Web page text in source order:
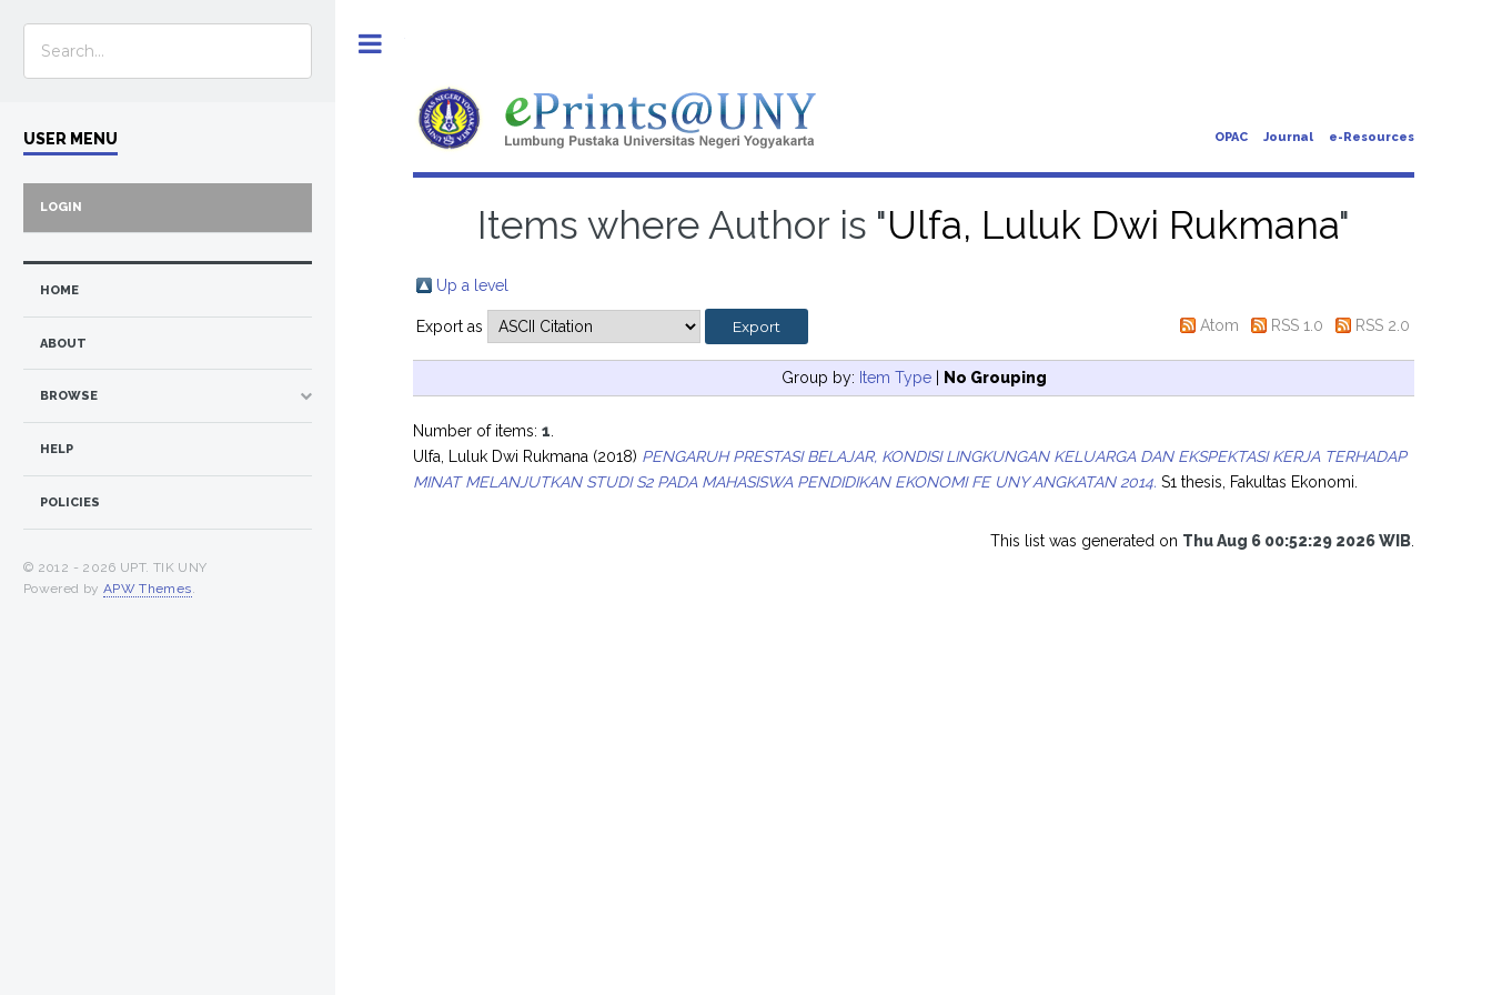
OPAC Journal e-Resources
Items where Author is "Ulfa, Luluk Dwi Rukmana"
Up a level
Export as Atom RSS 1.0 RSS 2.0
Group by: Item Type| No Grouping
Number of items:1
Ulfa, Luluk Dwi Rukmana (2018) PENGARUH PRESTASI BELAJAR, KONDISI LINGKUNGAN KELUARGA DAN EKSPEKTASI KERJA TERHADAP
MINAT MELANJUTKAN STUDI S2 PADA MAHASISWA PENDIDIKAN EKONOMI FE UNY ANGKATAN 2014. S1 thesis, Fakultas Ekonomi.
This list was generated on Thu Aug 6 00:52:29 2026 WIB
USER MENU
LOGIN
HOME
ABOUT
BROWSE
HELP
POLICIES
© 2012 - 2026 UPT. TIK UNY
Powered by APW Themes